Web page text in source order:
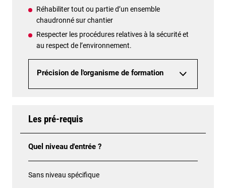
Réhabiliter tout ou partie d’un ensemble
chaudronné sur chantier
Respecter les procédures relatives à la sécurité et
au respect de l’environnement.
Précision de l'organisme de formation
Les pré-requis
Quel niveau d'entrée ?
Sans niveau spécifique